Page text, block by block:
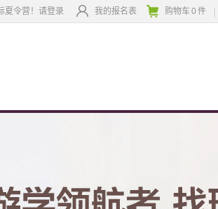
我的报名表 购物车0 件
夏令营！请登录